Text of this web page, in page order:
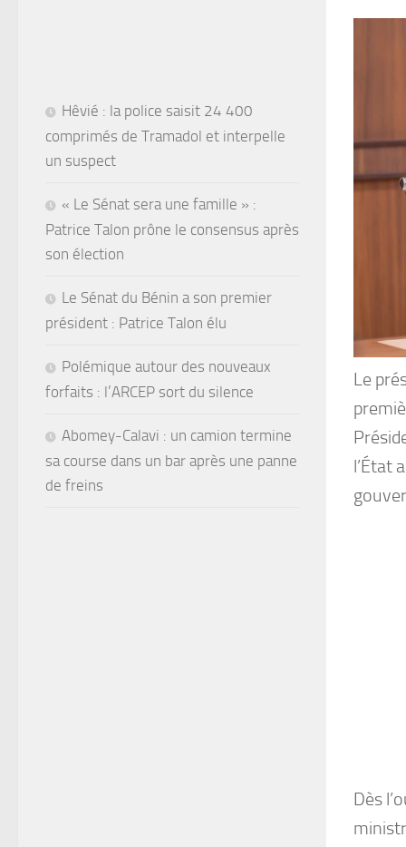
Le
l’État
Dès
Hêvié : la police saisit 24 400
comprimés de Tramadol et interpelle
un suspect
« Le Sénat sera une famille » :
Patrice Talon prône le consensus après
son élection
Le Sénat du Bénin a son premier
président : Patrice Talon élu
Polémique autour des nouveaux
forfaits : l’ARCEP sort du silence
Abomey-Calavi : un camion termine
sa course dans un bar après une panne
de freins